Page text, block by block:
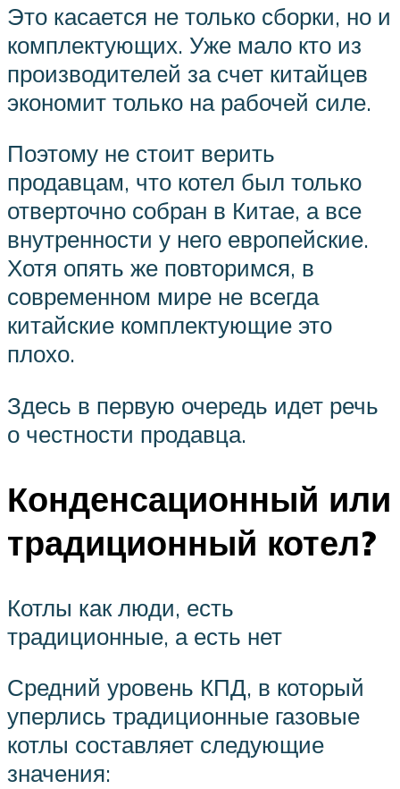
Это касается не только сборки, но и
комплектующих. Уже мало кто из
производителей за счет китайцев
экономит только на рабочей силе.
Поэтому не стоит верить
продавцам, что котел был только
отверточно собран в Китае, а все
внутренности у него европейские.
Хотя опять же повторимся, в
современном мире не всегда
китайские комплектующие это
плохо.
Здесь в первую очередь идет речь
о честности продавца.
Конденсационный или
традиционный котел?
Котлы как люди, есть
традиционные, а есть нет
Средний уровень КПД, в который
уперлись традиционные газовые
котлы составляет следующие
значения: